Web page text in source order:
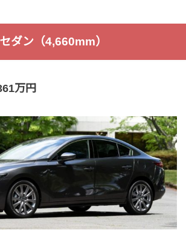
ダン（4,660mm）
万円